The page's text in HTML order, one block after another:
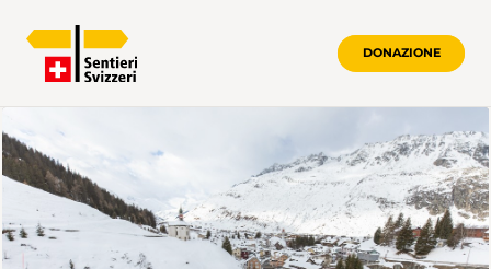
DONAZIONE